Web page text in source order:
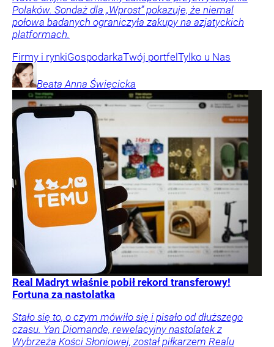
Polaków. Sondaż dla „Wprost” pokazuje, że niemal
połowa badanych ograniczyła zakupy na azjatyckich
platformach.
Firmy i rynkiGospodarkaTwój portfelTylko u Nas
Beata Anna Święcicka
Real Madryt właśnie pobił rekord transferowy!
Fortuna za nastolatka
Stało się to, o czym mówiło się i pisało od dłuższego
czasu. Yan Diomande, rewelacyjny nastolatek z
Wybrzeża Kości Słoniowej, został piłkarzem Realu